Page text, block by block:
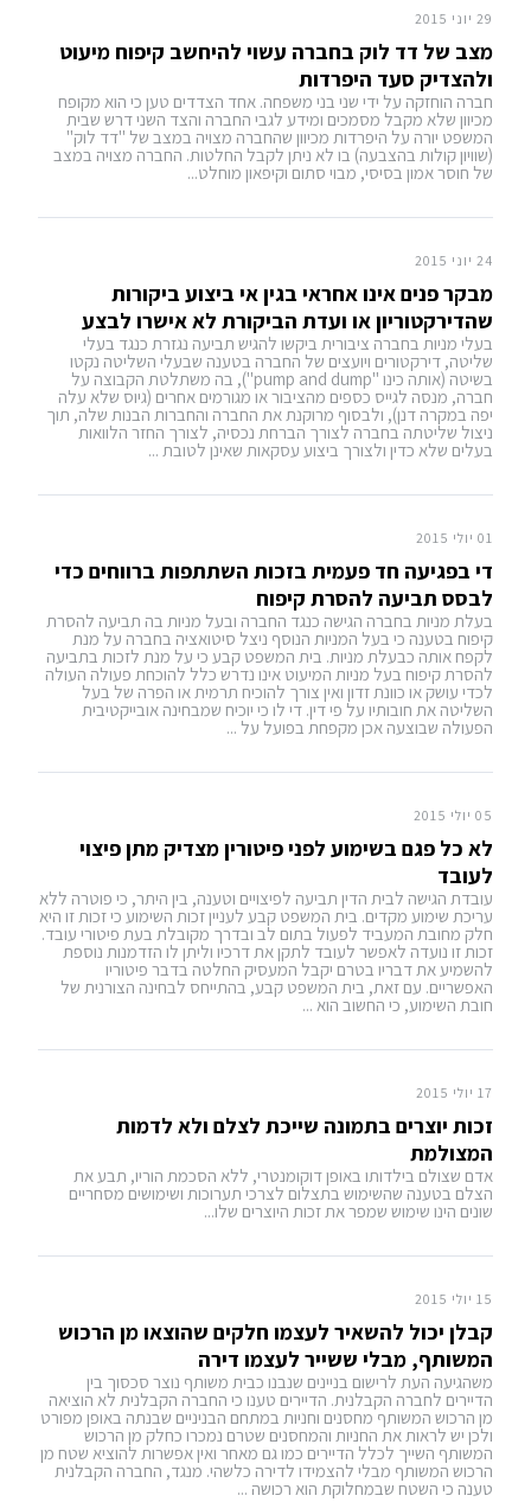
29 יוני 2015
מצב של דד לוק בחברה עשוי להיחשב קיפוח מיעוט
ולהצדיק סעד היפרדות
חברה הוחזקה על ידי שני בני משפחה. אחד הצדדים טען כי הוא מקופח
מכיוון שלא מקבל מסמכים ומידע לגבי החברה והצד השני דרש שבית
המשפט יורה על היפרדות מכיוון שהחברה מצויה במצב של "דד לוק"
(שוויון קולות בהצבעה) בו לא ניתן לקבל החלטות. החברה מצויה במצב
של חוסר אמון בסיסי, מבוי סתום וקיפאון מוחלט...
24 יוני 2015
מבקר פנים אינו אחראי בגין אי ביצוע ביקורות
שהדירקטוריון או ועדת הביקורת לא אישרו לבצע
בעלי מניות בחברה ציבורית ביקשו להגיש תביעה נגזרת כנגד בעלי
שליטה, דירקטורים ויועצים של החברה בטענה שבעלי השליטה נקטו
בשיטה (אותה כינו "pump and dump"), בה משתלטת הקבוצה על
חברה, מנסה לגייס כספים מהציבור או מגורמים אחרים (גיוס שלא עלה
יפה במקרה דנן), ולבסוף מרוקנת את החברה והחברות הבנות שלה, תוך
ניצול שליטתה בחברה לצורך הברחת נכסיה, לצורך החזר הלוואות
בעלים שלא כדין ולצורך ביצוע עסקאות שאינן לטובת ...
01 יולי 2015
די בפגיעה חד פעמית בזכות השתתפות ברווחים כדי
לבסס תביעה להסרת קיפוח
בעלת מניות בחברה הגישה כנגד החברה ובעל מניות בה תביעה להסרת
קיפוח בטענה כי בעל המניות הנוסף ניצל סיטואציה בחברה על מנת
לקפח אותה כבעלת מניות. בית המשפט קבע כי על מנת לזכות בתביעה
להסרת קיפוח בעל מניות המיעוט אינו נדרש כלל להוכחת פעולה העולה
לכדי עושק או כוונת זדון ואין צורך להוכיח תרמית או הפרה של בעל
השליטה את חובותיו על פי דין. די לו כי יוכיח שמבחינה אובייקטיבית
הפעולה שבוצעה אכן מקפחת בפועל על ...
05 יולי 2015
לא כל פגם בשימוע לפני פיטורין מצדיק מתן פיצוי
לעובד
עובדת הגישה לבית הדין תביעה לפיצויים וטענה, בין היתר, כי פוטרה ללא
עריכת שימוע מקדים. בית המשפט קבע לעניין זכות השימוע כי זכות זו היא
חלק מחובת המעביד לפעול בתום לב ובדרך מקובלת בעת פיטורי עובד.
זכות זו נועדה לאפשר לעובד לתקן את דרכיו וליתן לו הזדמנות נוספת
להשמיע את דבריו בטרם יקבל המעסיק החלטה בדבר פיטוריו
האפשריים. עם זאת, בית המשפט קבע, בהתייחס לבחינה הצורנית של
חובת השימוע, כי החשוב הוא ...
17 יולי 2015
זכות יוצרים בתמונה שייכת לצלם ולא לדמות
המצולמת
אדם שצולם בילדותו באופן דוקומנטרי, ללא הסכמת הוריו, תבע את
הצלם בטענה שהשימוש בתצלום לצרכי תערוכות ושימושים מסחריים
שונים הינו שימוש שמפר את זכות היוצרים שלו...
15 יולי 2015
קבלן יכול להשאיר לעצמו חלקים שהוצאו מן הרכוש
המשותף, מבלי ששייר לעצמו דירה
משהגיעה העת לרישום בניינים שנבנו כבית משותף נוצר סכסוך בין
הדיירים לחברה הקבלנית. הדיירים טענו כי החברה הקבלנית לא הוציאה
מן הרכוש המשותף מחסנים וחניות במתחם הבניניים שבנתה באופן מפורט
ולכן יש לראות את החניות והמחסנים שטרם נמכרו כחלק מן הרכוש
המשותף השייך לכלל הדיירים כמו גם מאחר ואין אפשרות להוציא שטח מן
הרכוש המשותף מבלי להצמידו לדירה כלשהי. מנגד, החברה הקבלנית
טענה כי השטח שבמחלוקת הוא רכושה ...